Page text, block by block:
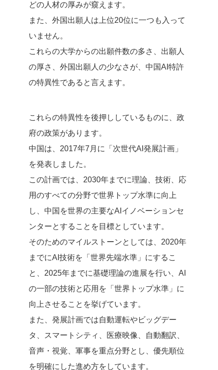
どの人材の厚みが窺えます。
また、外国出願人は上位20位に一つも入って
いません。
これらの大学からの出願件数の多さ、出願人
の厚さ、外国出願人の少なさが、中国AI特許
の特異性であると言えます。
これらの特異性を後押ししているものに、政
府の政策があります。
中国は、2017年7月に「次世代AI発展計画」
を発表しました。
この計画では、2030年までに理論、技術、応
用のすべての分野で世界トップ水準に向上
し、中国を世界の主要なAIイノベーションセ
ンターとすることを目標としています。
そのためのマイルストーンとしては、2020年
までにAI技術を「世界先端水準」にするこ
と、2025年までに基礎理論の進展を行い、AI
の一部の技術と応用を「世界トップ水準」に
向上させることを挙げています。
また、発展計画では自動運転やビッグデー
タ、スマートシティ、医療映像、自動翻訳、
音声・視覚、軍事を重点分野とし、優先順位
を明確にした進め方をしています。